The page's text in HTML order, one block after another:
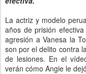
La actriz y modelo
años de prisión
agresión a Vanesa la
son por el delito contra
de lesiones. En el
verán cómo Angie le